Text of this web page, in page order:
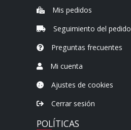
Mis pedidos
Seguimiento del pedido
Preguntas frecuentes
Mi cuenta
Ajustes de cookies
Cerrar sesión
POLÍTICAS